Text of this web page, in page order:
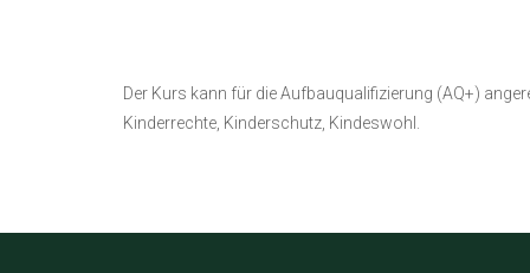
Der Kurs kann für die Aufbauqualifizierung (AQ+)
Kinderrechte, Kinderschutz, Kindeswohl.